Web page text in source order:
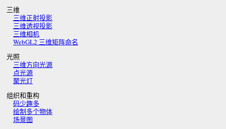
三维
三维正射投影
三维透视投影
三维相机
WebGL2 三维矩阵命名
光照
三维方向光源
点光源
聚光灯
组织和重构
码少趣多
绘制多个物体
场景图